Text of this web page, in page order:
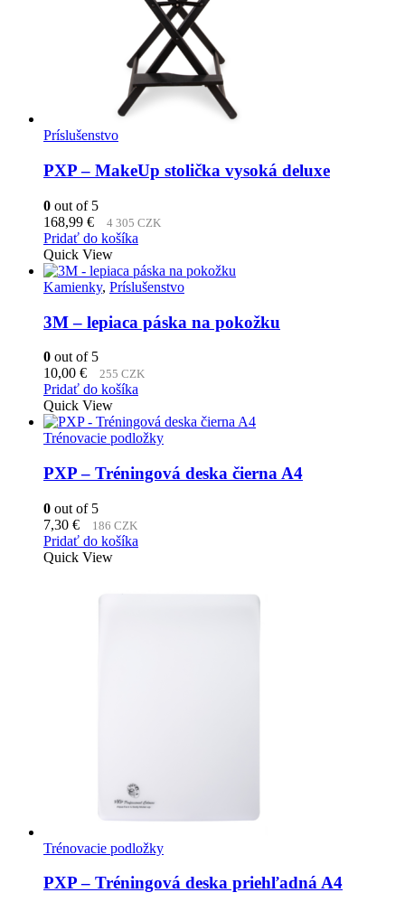
Príslušenstvo
PXP – MakeUp stolička vysoká deluxe
0 out of 5
168,99 € 4 305 CZK
Pridať do košíka
Quick View
Kamienky, Príslušenstvo
3M – lepiaca páska na pokožku
0 out of 5
10,00 € 255 CZK
Pridať do košíka
Quick View
Trénovacie podložky
PXP – Tréningová deska čierna A4
0 out of 5
7,30 € 186 CZK
Pridať do košíka
Quick View
Trénovacie podložky
PXP – Tréningová deska priehľadná A4